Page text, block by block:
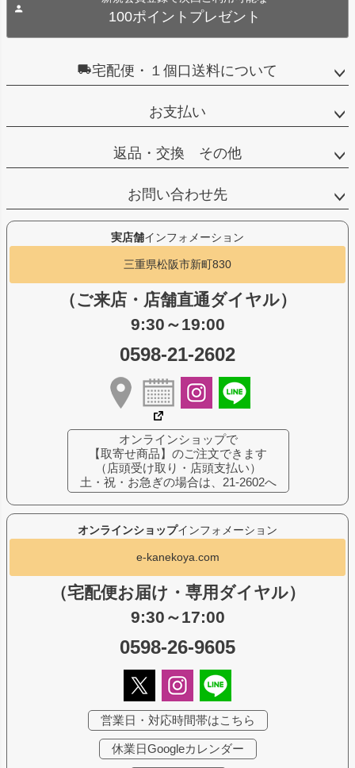
100ポイントプレゼント
宅配便・１個口送料について
お支払い
返品・交換 その他
お問い合わせ先
オンラインショップインフォメーション
e-kanekoya.com
（宅配便お届け・専用ダイヤル）
9:30～17:00
0598-26-9605
営業日・対応時間帯はこちら
休業日Googleカレンダー
実店舗インフォメーション
三重県松阪市新町830
（ご来店・店舗直通ダイヤル）
9:30～19:00
0598-21-2602
オンラインショップで
【取寄せ商品】のご注文できます
（店頭受け取り・店頭支払い）
土・祝・お急ぎの場合は、21-2602へ